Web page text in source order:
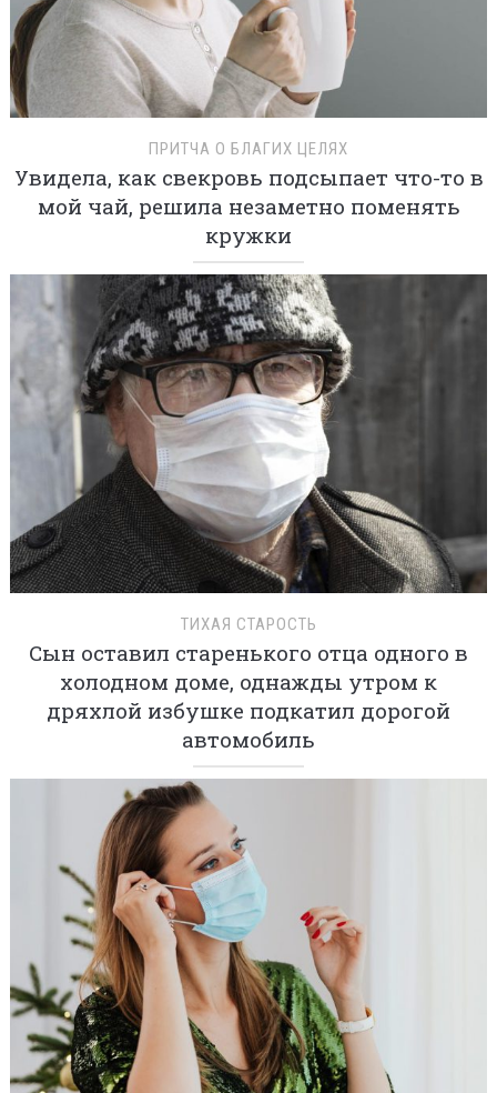
ПРИТЧА О БЛАГИХ ЦЕЛЯХ
Увидела, как свекровь подсыпает что-то в
мой чай, решила незаметно поменять
кружки
ТИХАЯ СТАРОСТЬ
Сын оставил старенького отца одного в
холодном доме, однажды утром к
дряхлой избушке подкатил дорогой
автомобиль